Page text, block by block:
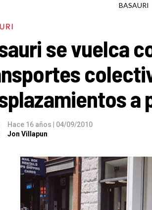
BASAURI
se vuelca
a
Hace 16 años | 04/09/2010
Jon Villapun